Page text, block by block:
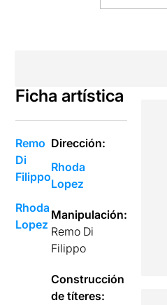
Ficha artística
Remo
Di
Filippo
Rhoda
Lopez
Dirección:
Rhoda
Lopez
Manipulación:
Remo Di
Filippo
Construcción
de títeres: